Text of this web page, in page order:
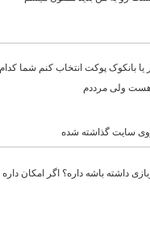
بانکوک پوکت انتخاب کنم شما کدام
ولی مرددم
روی سایت گذاشته شده
داشته باشه داره؟ اگر امکان